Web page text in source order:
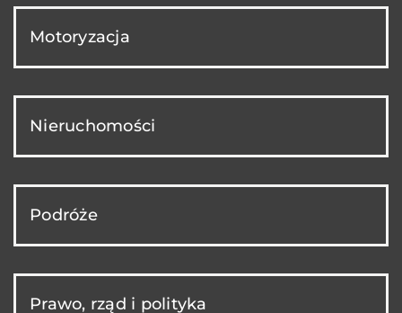
Motoryzacja
Nieruchomości
Podróże
Prawo, rząd i polityka